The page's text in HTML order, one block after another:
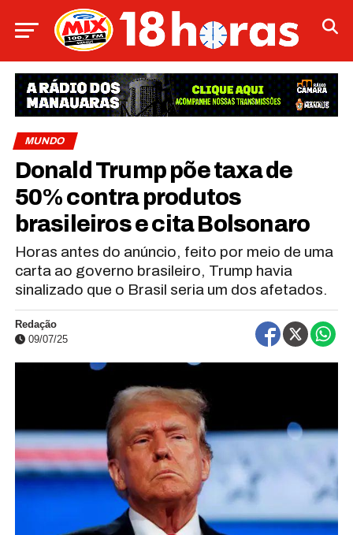
MUNDO
Donald Trump põe taxa de
50% contra produtos
brasileiros e cita Bolsonaro
Horas antes do anúncio, feito por meio de uma
carta ao governo brasileiro, Trump havia
sinalizado que o Brasil seria um dos afetados.
Redação
09/07/25